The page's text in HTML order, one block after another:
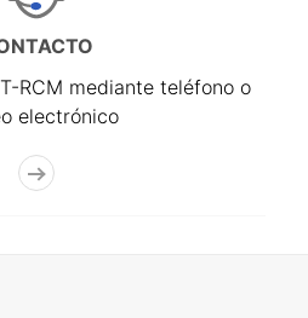
RCM mediante teléfono o
electrónico